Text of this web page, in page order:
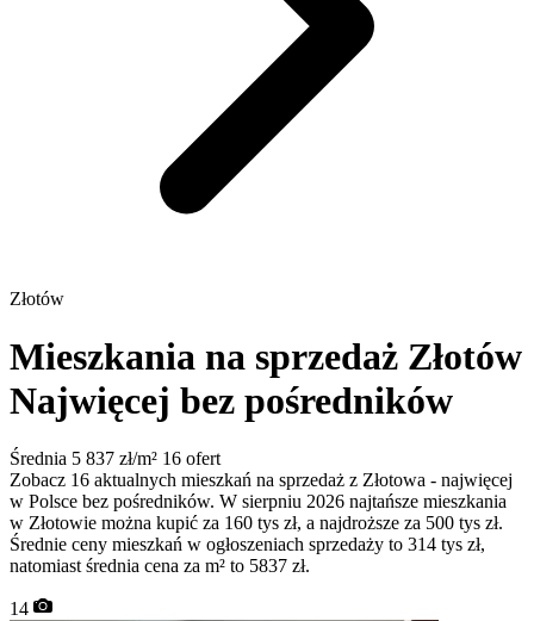
Złotów
Mieszkania na sprzedaż Złotów
Najwięcej bez pośredników
Średnia 5 837 zł/m² 16 ofert
Zobacz 16 aktualnych mieszkań na sprzedaż z Złotowa - najwięcej
w Polsce bez pośredników. W sierpniu 2026 najtańsze mieszkania
w Złotowie można kupić za 160 tys zł, a najdroższe za 500 tys zł.
Średnie ceny mieszkań w ogłoszeniach sprzedaży to 314 tys zł,
natomiast średnia cena za m² to 5837 zł.
14